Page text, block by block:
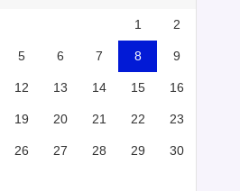
1 2
5 6 7 8 9
12 13 14 15 16
19 20 21 22 23
26 27 28 29 30